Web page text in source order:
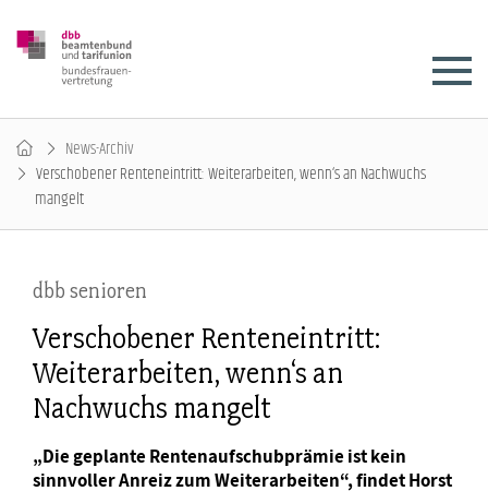
News-Archiv
Verschobener Renteneintritt: Weiterarbeiten, wenn‘s an Nachwuchs
mangelt
dbb senioren
Verschobener Renteneintritt:
Weiterarbeiten, wenn‘s an
Nachwuchs mangelt
„Die geplante Rentenaufschubprämie ist kein
sinnvoller Anreiz zum Weiterarbeiten“, findet Horst